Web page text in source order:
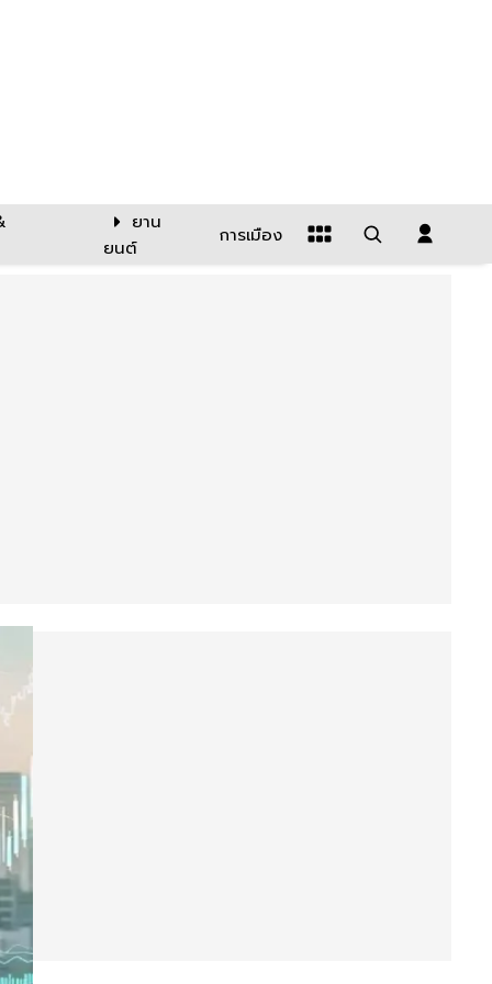
ยาน
ยนต์
การเมือง